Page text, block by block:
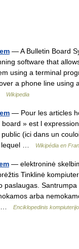
— A Bulletin Board
software that
using a terminal
a phone line using
Wikipedia
— Pour les articles
» est l
(ici dans un
lequel …
Wikipédia en
— elektroninė
Tinklinė
paslaugas. Santrumpa
arba
…
Enciklopedinis